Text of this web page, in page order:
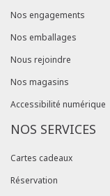
Nos engagements
Nos emballages
Nous rejoindre
Nos magasins
Accessibilité numérique
NOS SERVICES
Cartes cadeaux
Réservation